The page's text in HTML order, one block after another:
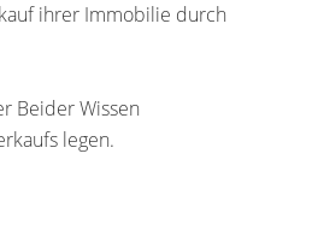
ihrer Immobilie durch
Beider Wissen
legen.